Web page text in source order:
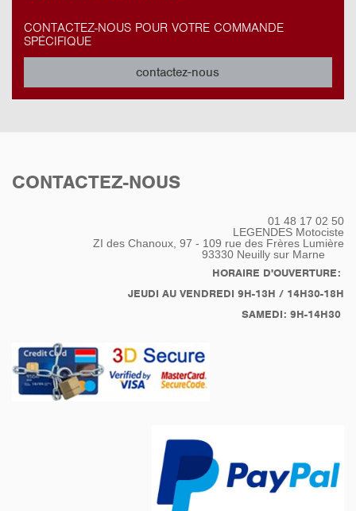
CONTACTEZ-NOUS POUR VOTRE COMMANDE
SPÉCIFIQUE
contactez-nous
CONTACTEZ-NOUS
01 48 17 02 50
LEGENDES Motociste
ZI des Chanoux, 97 - 109 rue des Frères Lumière
93330 Neuilly sur Marne
HORAIRE D'OUVERTURE:
JEUDI AU VENDREDI 9H-13H / 14H30-18H
SAMEDI: 9H-14H30